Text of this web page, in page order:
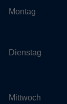
Montag
Dienstag
Mittwoch